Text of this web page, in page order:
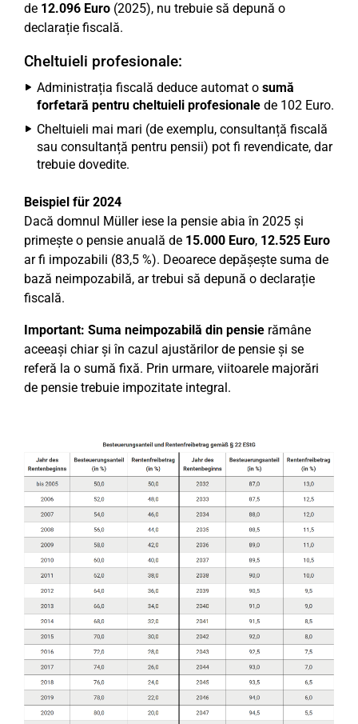
de 12.096 Euro (2025), nu trebuie să depună o
declarație fiscală.
Cheltuieli profesionale:
Administrația fiscală deduce automat o sumă
forfetară pentru cheltuieli profesionale de 102 Euro.
Cheltuieli mai mari (de exemplu, consultanță fiscală
sau consultanță pentru pensii) pot fi revendicate, dar
trebuie dovedite.
Beispiel für 2024
Dacă domnul Müller iese la pensie abia în 2025 și
primește o pensie anuală de 15.000 Euro, 12.525 Euro
ar fi impozabili (83,5 %). Deoarece depășește suma de
bază neimpozabilă, ar trebui să depună o declarație
fiscală.
Important: Suma neimpozabilă din pensie rămâne
aceeași chiar și în cazul ajustărilor de pensie și se
referă la o sumă fixă. Prin urmare, viitoarele majorări
de pensie trebuie impozitate integral.